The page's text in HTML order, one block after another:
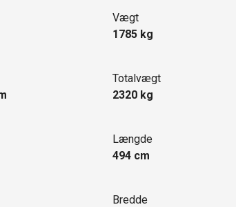
Vægt
1785 kg
Totalvægt
2320 kg
Længde
494 cm
Bredde